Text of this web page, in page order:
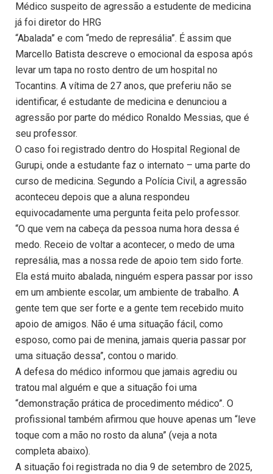
Médico suspeito de agressão a estudente de medicina
já foi diretor do HRG
“Abalada” e com “medo de represália”. É assim que
Marcello Batista descreve o emocional da esposa após
levar um tapa no rosto dentro de um hospital no
Tocantins. A vítima de 27 anos, que preferiu não se
identificar, é estudante de medicina e denunciou a
agressão por parte do médico Ronaldo Messias, que é
seu professor.
O caso foi registrado dentro do Hospital Regional de
Gurupi, onde a estudante faz o internato – uma parte do
curso de medicina. Segundo a Polícia Civil, a agressão
aconteceu depois que a aluna respondeu
equivocadamente uma pergunta feita pelo professor.
“O que vem na cabeça da pessoa numa hora dessa é
medo. Receio de voltar a acontecer, o medo de uma
represália, mas a nossa rede de apoio tem sido forte.
Ela está muito abalada, ninguém espera passar por isso
em um ambiente escolar, um ambiente de trabalho. A
gente tem que ser forte e a gente tem recebido muito
apoio de amigos. Não é uma situação fácil, como
esposo, como pai de menina, jamais queria passar por
uma situação dessa”, contou o marido.
A defesa do médico informou que jamais agrediu ou
tratou mal alguém e que a situação foi uma
“demonstração prática de procedimento médico”. O
profissional também afirmou que houve apenas um “leve
toque com a mão no rosto da aluna” (veja a nota
completa abaixo).
A situação foi registrada no dia 9 de setembro de 2025,